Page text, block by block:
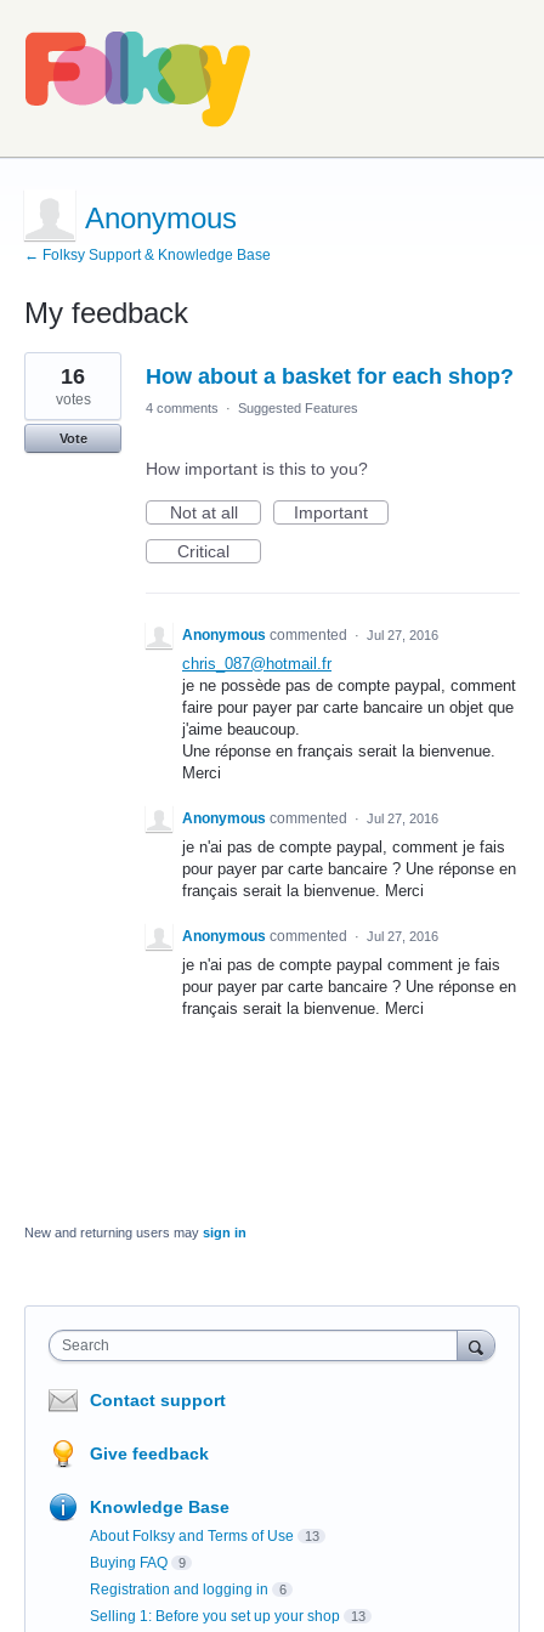
Anonymous
← Folksy Support & Knowledge Base
My feedback
1
result
found
How about a basket for each shop?
16
votes
Vote
4 comments · Suggested Features
How important is this to you?
Not at all
Important
Critical
Anonymous commented · Jul 27, 2016
chris_087@hotmail.fr
je ne possède pas de compte paypal, comment
faire pour payer par carte bancaire un objet que
j'aime beaucoup.
Une réponse en français serait la bienvenue.
Merci
Anonymous commented · Jul 27, 2016
je n'ai pas de compte paypal, comment je fais
pour payer par carte bancaire ? Une réponse en
français serait la bienvenue. Merci
Anonymous commented · Jul 27, 2016
je n'ai pas de compte paypal comment je fais
pour payer par carte bancaire ? Une réponse en
français serait la bienvenue. Merci
New and returning users may sign in
Search
Contact support
Give feedback
Knowledge Base
About Folksy and Terms of Use 13
Buying FAQ 9
Registration and logging in 6
Selling 1: Before you set up your shop 13